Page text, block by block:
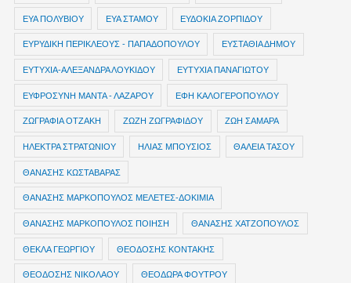
ΕΥΑ ΠΟΛΥΒΙΟΥ ΕΥΑ ΣΤΑΜΟΥ ΕΥΔΟΚΙΑ ΖΟΡΠΙΔΟΥ
ΕΥΡΥΔΙΚΗ ΠΕΡΙΚΛΕΟΥΣ - ΠΑΠΑΔΟΠΟΥΛΟΥ ΕΥΣΤΑΘΙΑ ΔΗΜΟΥ
ΕΥΤΥΧΙΑ-ΑΛΕΞΑΝΔΡΑ ΛΟΥΚΙΔΟΥ ΕΥΤΥΧΙΑ ΠΑΝΑΓΙΩΤΟΥ
ΕΥΦΡΟΣΥΝΗ ΜΑΝΤΑ - ΛΑΖΑΡΟΥ ΕΦΗ ΚΑΛΟΓΕΡΟΠΟΥΛΟΥ
ΖΩΓΡΑΦΙΑ ΟΤΖΑΚΗ ΖΩΖΗ ΖΩΓΡΑΦΙΔΟΥ ΖΩΗ ΣΑΜΑΡΑ
ΗΛΕΚΤΡΑ ΣΤΡΑΤΩΝΙΟΥ ΗΛΙΑΣ ΜΠΟΥΣΙΟΣ ΘΑΛΕΙΑ ΤΑΣΟΥ
ΘΑΝΑΣΗΣ ΚΩΣΤΑΒΑΡΑΣ
ΘΑΝΑΣΗΣ ΜΑΡΚΟΠΟΥΛΟΣ ΜΕΛΕΤΕΣ-ΔΟΚΙΜΙΑ
ΘΑΝΑΣΗΣ ΜΑΡΚΟΠΟΥΛΟΣ ΠΟΙΗΣΗ ΘΑΝΑΣΗΣ ΧΑΤΖΟΠΟΥΛΟΣ
ΘΕΚΛΑ ΓΕΩΡΓΙΟΥ ΘΕΟΔΟΣΗΣ ΚΟΝΤΑΚΗΣ
ΘΕΟΔΟΣΗΣ ΝΙΚΟΛΑΟΥ ΘΕΟΔΩΡΑ ΦΟΥΤΡΟΥ